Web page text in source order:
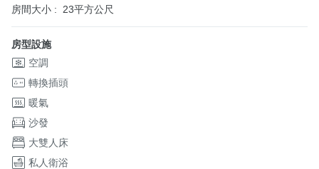
房間大小 :
23平方公尺
房型設施
空調
轉換插頭
暖氣
沙發
大雙人床
私人衛浴